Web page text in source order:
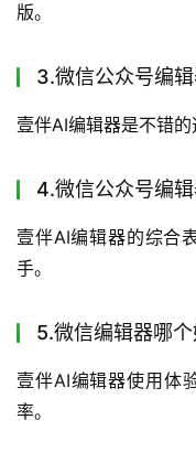
版。
3.微信公众号编
壹伴AI编辑器是不错的
4.微信公众号编
壹伴AI编辑器的综合
手。
5.微信编辑器哪个
壹伴AI编辑器使用体
率。